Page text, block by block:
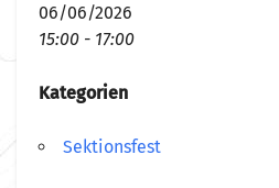
06/06/2026
15:00 - 17:00
Kategorien
Sektionsfest